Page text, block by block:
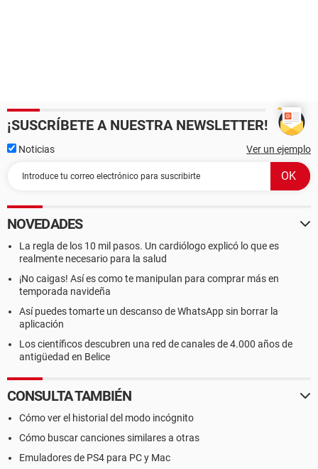
¡SUSCRÍBETE A NUESTRA NEWSLETTER!
Noticias Ver un ejemplo
NOVEDADES
La regla de los 10 mil pasos. Un cardiólogo explicó lo que es
realmente necesario para la salud
¡No caigas! Así es como te manipulan para comprar más en
temporada navideña
Así puedes tomarte un descanso de WhatsApp sin borrar la
aplicación
Los científicos descubren una red de canales de 4.000 años de
antigüedad en Belice
CONSULTA TAMBIÉN
Cómo ver el historial del modo incógnito
Cómo buscar canciones similares a otras
Emuladores de PS4 para PC y Mac